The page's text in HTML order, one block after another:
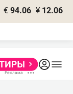
€ 94.06 ¥ 12.06